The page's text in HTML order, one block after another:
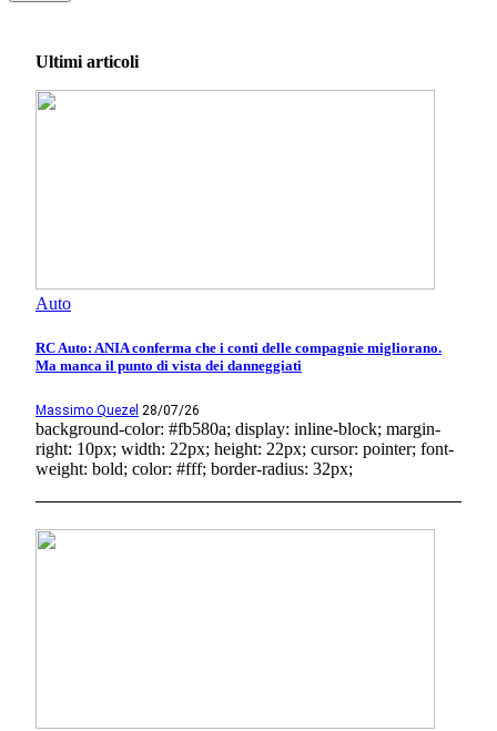
Ultimi articoli
Auto
RC Auto: ANIA conferma che i conti delle compagnie migliorano.
Ma manca il punto di vista dei danneggiati
Massimo Quezel 28/07/26
background-color: #fb580a; display: inline-block; margin-
right: 10px; width: 22px; height: 22px; cursor: pointer; font-
weight: bold; color: #fff; border-radius: 32px;